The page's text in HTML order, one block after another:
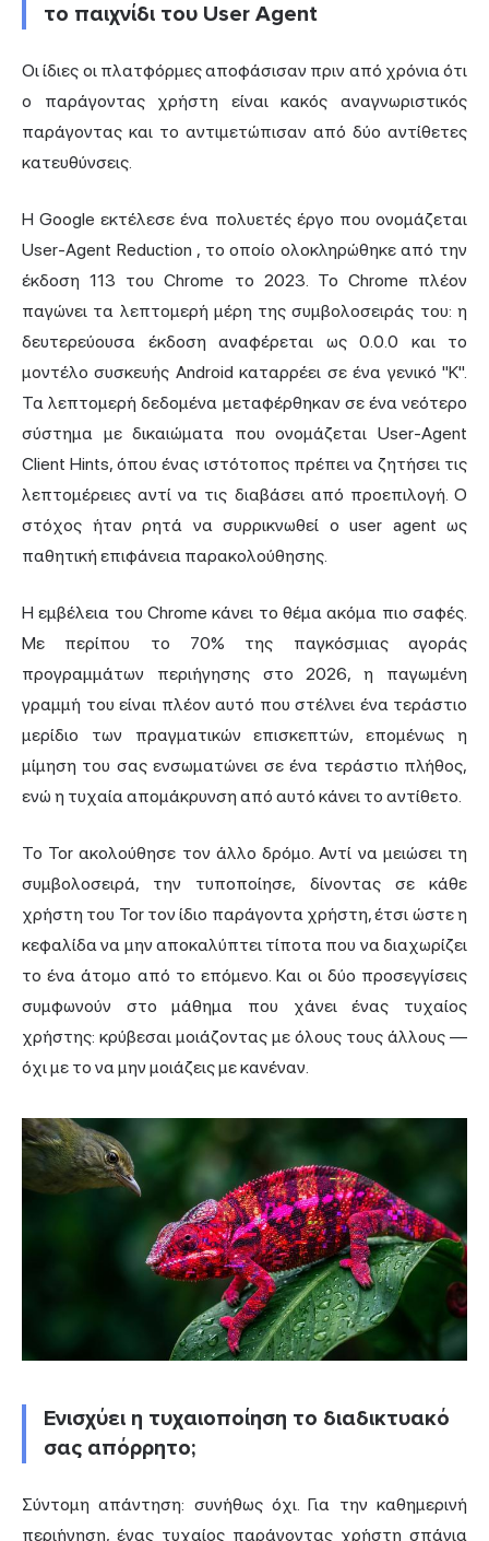
το παιχνίδι του User Agent
Οι ίδιες οι πλατφόρμες αποφάσισαν πριν από χρόνια ότι
ο παράγοντας χρήστη είναι κακός αναγνωριστικός
παράγοντας και το αντιμετώπισαν από δύο αντίθετες
κατευθύνσεις.
Η Google εκτέλεσε ένα πολυετές έργο που ονομάζεται
User-Agent Reduction , το οποίο ολοκληρώθηκε από την
έκδοση 113 του Chrome το 2023. Το Chrome πλέον
παγώνει τα λεπτομερή μέρη της συμβολοσειράς του: η
δευτερεύουσα έκδοση αναφέρεται ως 0.0.0 και το
μοντέλο συσκευής Android καταρρέει σε ένα γενικό "K".
Τα λεπτομερή δεδομένα μεταφέρθηκαν σε ένα νεότερο
σύστημα με δικαιώματα που ονομάζεται User-Agent
Client Hints, όπου ένας ιστότοπος πρέπει να ζητήσει τις
λεπτομέρειες αντί να τις διαβάσει από προεπιλογή. Ο
στόχος ήταν ρητά να συρρικνωθεί ο user agent ως
παθητική επιφάνεια παρακολούθησης.
Η εμβέλεια του Chrome κάνει το θέμα ακόμα πιο σαφές.
Με περίπου το 70% της παγκόσμιας αγοράς
προγραμμάτων περιήγησηςστο 2026, η παγωμένη
γραμμή του είναι πλέον αυτό που στέλνει ένα τεράστιο
μερίδιο των πραγματικών επισκεπτών, επομένως η
μίμηση του σας ενσωματώνει σε ένα τεράστιο πλήθος,
ενώ η τυχαία απομάκρυνση από αυτό κάνει το αντίθετο.
Το Tor ακολούθησε τον άλλο δρόμο. Αντί να μειώσει τη
συμβολοσειρά, την τυποποίησε, δίνοντας σε κάθε
χρήστη του Tor τον ίδιο παράγοντα χρήστη, έτσι ώστε η
κεφαλίδα να μην αποκαλύπτει τίποτα που να διαχωρίζει
το ένα άτομο από το επόμενο. Και οι δύο προσεγγίσεις
συμφωνούν στο μάθημα που χάνει ένας τυχαίος
χρήστης: κρύβεσαι μοιάζοντας με όλους τους άλλους —
όχι με το να μην μοιάζεις με κανέναν.
Ενισχύει η τυχαιοποίηση το διαδικτυακό
σας απόρρητο;
Σύντομη απάντηση: συνήθως όχι. Για την καθημερινή
περιήγηση, ένας τυχαίος παράγοντας χρήστη σπάνια